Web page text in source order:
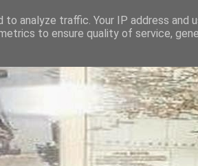
analyze traffic. Your IP address and
to ensure quality of service,